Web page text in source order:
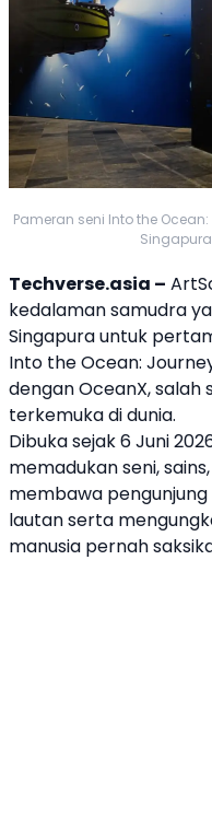
Pameran seni Into the
Techverse.asia –
kedalaman samudra
Singapura untuk
Into the Ocean:
dengan OceanX, salah
terkemuka di dunia.
Dibuka sejak 6 Juni
memadukan seni,
membawa
lautan serta
manusia pernah